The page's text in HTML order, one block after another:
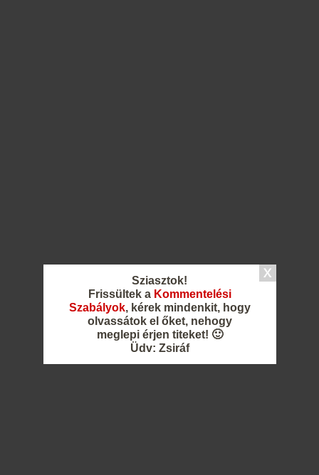
Sziasztok!
Frissültek a Kommentelési
Szabályok, kérek mindenkit, hogy
olvassátok el őket, nehogy
meglepi érjen titeket! 🙂
Üdv: Zsiráf